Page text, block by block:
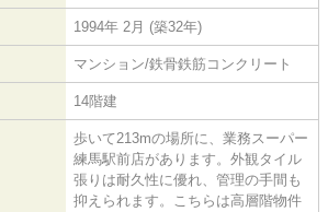
1994年 2月 (築32年)
マンション/鉄骨鉄筋コンクリート
14階建
歩いて213mの場所に、業務スーパー
練馬駅前店があります。外観タイル
張りは耐久性に優れ、管理の手間も
抑えられます。こちらは高層階物件